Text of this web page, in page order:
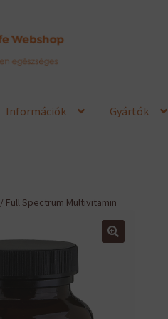
Információk Gyártók
/ Full Spectrum Multivitamin